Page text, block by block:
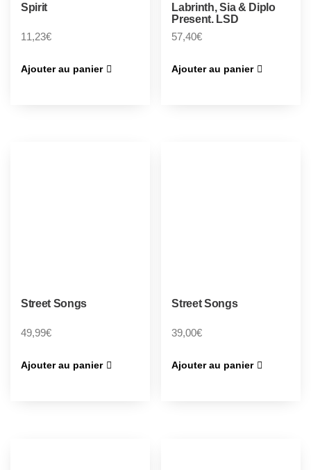
Spirit
11,23€
Ajouter au panier
Labrinth, Sia & Diplo
Present. LSD
57,40€
Ajouter au panier
Street Songs
49,99€
Ajouter au panier
Street Songs
39,00€
Ajouter au panier